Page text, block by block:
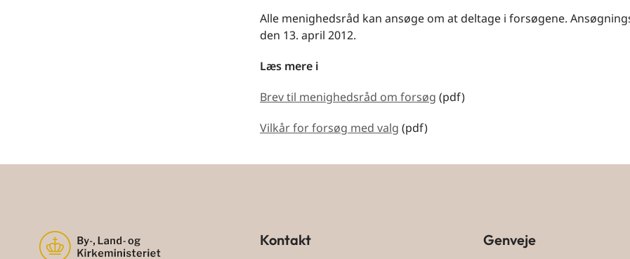
Alle menighedsråd kan ansøge om at deltage i forsøgene.
den 13. april 2012.
Læs mere i
Brev til menighedsråd om forsøg (pdf)
Vilkår for forsøg med valg (pdf)
Kontakt Genveje